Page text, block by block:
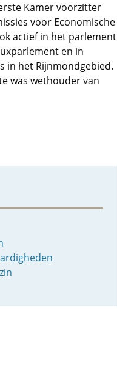
Kamer voorzitter
voor Economische
actief in het parlement
en in
in het Rijnmondgebied.
was wethouder van